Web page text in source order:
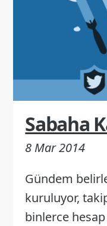
Sabaha
8 Mar 2014
Gündem
kuruluyor,
binlerce hesap